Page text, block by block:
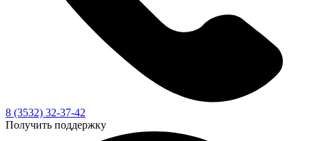
8 (3532) 32-37-42
Получить поддержку